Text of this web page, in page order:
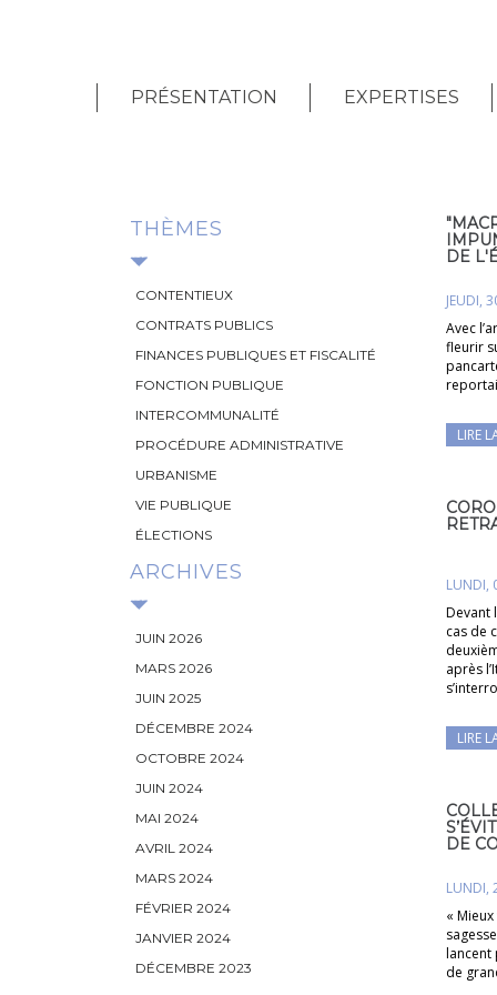
PRÉSENTATION EXPERTISES
THÈMES
CONTENTIEUX
CONTRATS PUBLICS
FINANCES PUBLIQUES ET FISCALITÉ
FONCTION PUBLIQUE
INTERCOMMUNALITÉ
PROCÉDURE ADMINISTRATIVE
URBANISME
VIE PUBLIQUE
ÉLECTIONS
ARCHIVES
JUIN 2026
MARS 2026
JUIN 2025
DÉCEMBRE 2024
OCTOBRE 2024
JUIN 2024
MAI 2024
AVRIL 2024
MARS 2024
FÉVRIER 2024
JANVIER 2024
DÉCEMBRE 2023
DE
JEUDI,
Avec
fleurir
LIRE
LUNDI,
Devant
cas de
après
LIRE
DE
LUNDI,
«
lancent
de